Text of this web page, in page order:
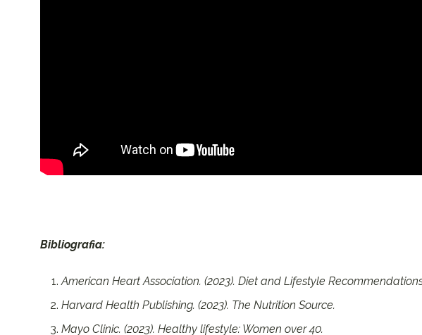
Bibliografia:
American Heart Association. (2023). Diet and Lifestyle
Harvard Health Publishing. (2023). The Nutrition Source.
Mayo Clinic. (2023). Healthy lifestyle: Women over 40.